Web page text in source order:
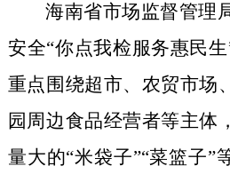
海南省市场监督管理
安全“你点我检服务惠民
重点围绕超市、农贸市场
园周边食品经营者等主体
量大的“米袋子”“菜篮子”